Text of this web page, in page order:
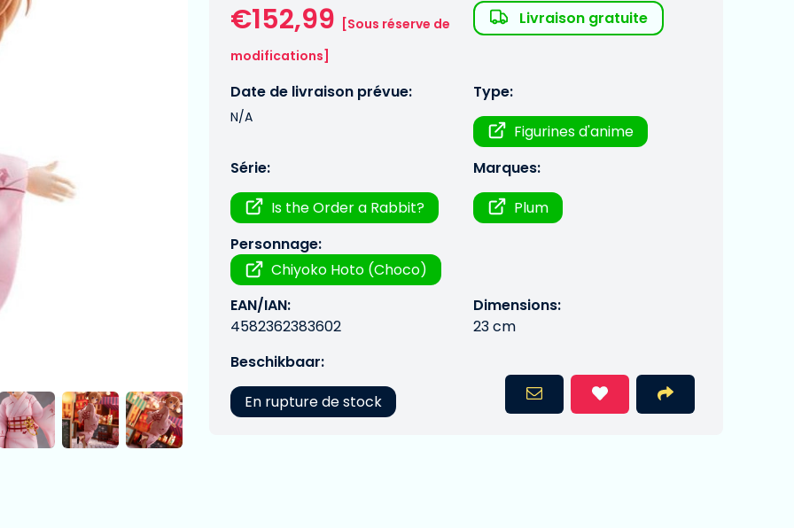
€152,99 [Sous réserve de
modifications]
Livraison gratuite
Date de livraison prévue:
N/A
Type:
Figurines d'anime
Série:
Is the Order a Rabbit?
Marques:
Plum
Personnage:
Chiyoko Hoto (Choco)
EAN/IAN:
4582362383602
Dimensions:
23 cm
Beschikbaar:
En rupture de stock